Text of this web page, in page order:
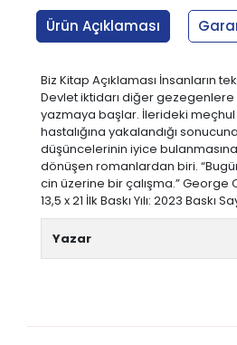
Ürün Açıklaması
Biz Kitap Açıklaması İnsanların
Devlet iktidarı diğer gezegenlere
yazmaya başlar. İlerideki
hastalığına yakalandığı
düşüncelerinin iyice
dönüşen romanlardan biri.
cin üzerine bir çalışma.” George
13,5 x 21 İlk Baskı Yılı: 2023 Baskı
Yazar